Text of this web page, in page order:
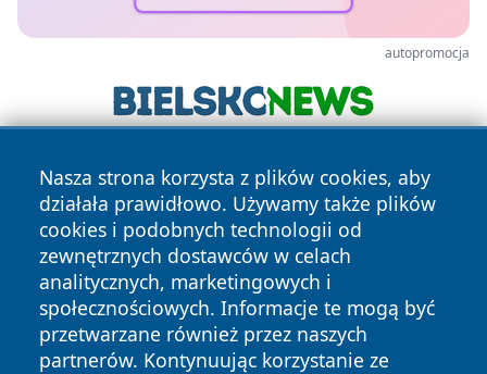
autopromocja
Nasza strona korzysta z plików cookies, aby
działała prawidłowo. Używamy także plików
cookies i podobnych technologii od
zewnętrznych dostawców w celach
analitycznych, marketingowych i
społecznościowych. Informacje te mogą być
przetwarzane również przez naszych
partnerów. Kontynuując korzystanie ze
Copyright © 2026 swidnicanews.pl Wszystkie prawa
zastrzeżone.